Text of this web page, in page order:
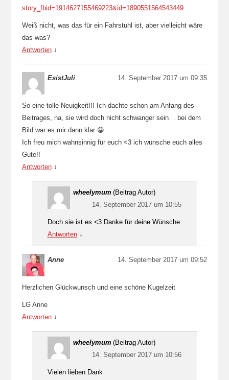
story_fbid=1914627155469223&id=1890551564543449
Weiß nicht, was das für ein Fahrstuhl ist, aber vielleicht wäre
das was?
Antworten ↓
EsistJuli 14. September 2017 um 09:35
So eine tolle Neuigkeit!!! Ich dachte schon am Anfang des
Beitrages, na, sie wird doch nicht schwanger sein… bei dem
Bild war es mir dann klar 😀
Ich freu mich wahnsinnig für euch <3 ich wünsche euch alles
Gute!!
Antworten ↓
wheelymum (Beitrag Autor)
14. September 2017 um 10:55
Doch sie ist es <3 Danke für deine Wünsche
Antworten ↓
Anne 14. September 2017 um 09:52
Herzlichen Glückwunsch und eine schöne Kugelzeit
LG Anne
Antworten ↓
wheelymum (Beitrag Autor)
14. September 2017 um 10:56
Vielen lieben Dank